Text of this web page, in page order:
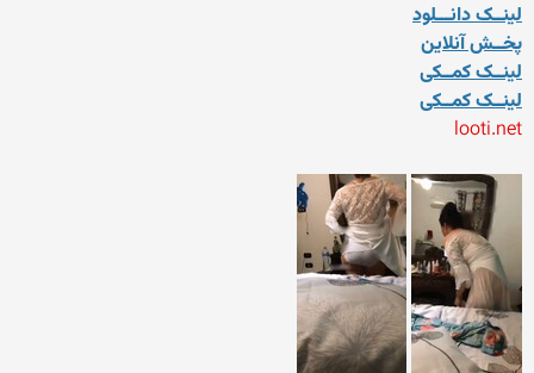
لینــک دانـــلود
پخــش آنلاین
لینــک کمــکی
لینــک کمــکی
looti.net